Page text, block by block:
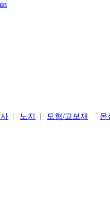
| 노지 | 모형/교보재 | 온